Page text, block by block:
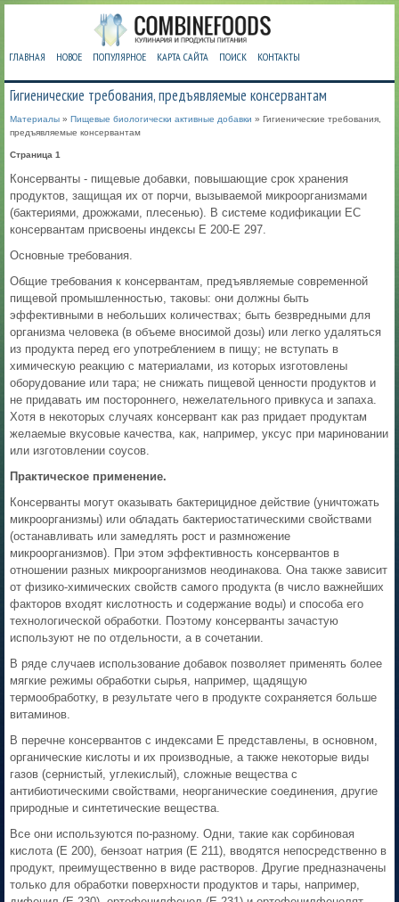
ГЛАВНАЯ НОВОЕ ПОПУЛЯРНОЕ КАРТА САЙТА ПОИСК КОНТАКТЫ
Гигиенические требования, предъявляемые консервантам
Материалы » Пищевые биологически активные добавки » Гигиенические требования,
предъявляемые консервантам
Страница 1
Консерванты - пищевые добавки, повышающие срок хранения
продуктов, защищая их от порчи, вызываемой микроорганизмами
(бактериями, дрожжами, плесенью). В системе кодификации ЕС
консервантам присвоены индексы Е 200-Е 297.
Основные требования.
Общие требования к консервантам, предъявляемые современной
пищевой промышленностью, таковы: они должны быть
эффективными в небольших количествах; быть безвредными для
организма человека (в объеме вносимой дозы) или легко удаляться
из продукта перед его употреблением в пищу; не вступать в
химическую реакцию с материалами, из которых изготовлены
оборудование или тара; не снижать пищевой ценности продуктов и
не придавать им постороннего, нежелательного привкуса и запаха.
Хотя в некоторых случаях консервант как раз придает продуктам
желаемые вкусовые качества, как, например, уксус при мариновании
или изготовлении соусов.
Практическое применение.
Консерванты могут оказывать бактерицидное действие (уничтожать
микроорганизмы) или обладать бактериостатическими свойствами
(останавливать или замедлять рост и размножение
микроорганизмов). При этом эффективность консервантов в
отношении разных микроорганизмов неодинакова. Она также зависит
от физико-химических свойств самого продукта (в число важнейших
факторов входят кислотность и содержание воды) и способа его
технологической обработки. Поэтому консерванты зачастую
используют не по отдельности, а в сочетании.
В ряде случаев использование добавок позволяет применять более
мягкие режимы обработки сырья, например, щадящую
термообработку, в результате чего в продукте сохраняется больше
витаминов.
В перечне консервантов с индексами Е представлены, в основном,
органические кислоты и их производные, а также некоторые виды
газов (сернистый, углекислый), сложные вещества с
антибиотическими свойствами, неорганические соединения, другие
природные и синтетические вещества.
Все они используются по-разному. Одни, такие как сорбиновая
кислота (Е 200), бензоат натрия (Е 211), вводятся непосредственно в
продукт, преимущественно в виде растворов. Другие предназначены
только для обработки поверхности продуктов и тары, например,